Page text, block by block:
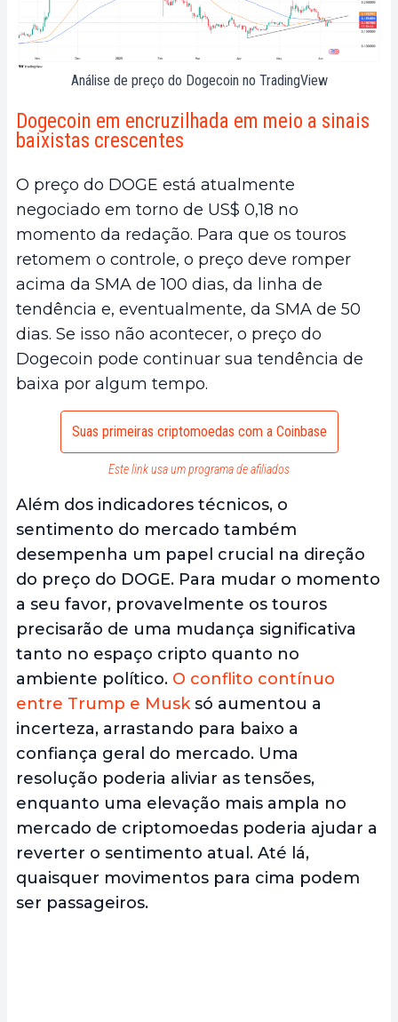
Análise de preço do Dogecoin no TradingView
Dogecoin em encruzilhada em meio a sinais
baixistas crescentes
O preço do DOGE está atualmente
negociado em torno de US$ 0,18 no
momento da redação. Para que os touros
retomem o controle, o preço deve romper
acima da SMA de 100 dias, da linha de
tendência e, eventualmente, da SMA de 50
dias. Se isso não acontecer, o preço do
Dogecoin pode continuar sua tendência de
baixa por algum tempo.
Suas primeiras criptomoedas com a Coinbase
Este link usa um programa de afiliados
Além dos indicadores técnicos, o
sentimento do mercado também
desempenha um papel crucial na direção
do preço do DOGE. Para mudar o momento
a seu favor, provavelmente os touros
precisarão de uma mudança significativa
tanto no espaço cripto quanto no
ambiente político. O conflito contínuo
entre Trump e Musksó aumentou a
incerteza, arrastando para baixo a
confiança geral do mercado. Uma
resolução poderia aliviar as tensões,
enquanto uma elevação mais ampla no
mercado de criptomoedas poderia ajudar a
reverter o sentimento atual. Até lá,
quaisquer movimentos para cima podem
ser passageiros.